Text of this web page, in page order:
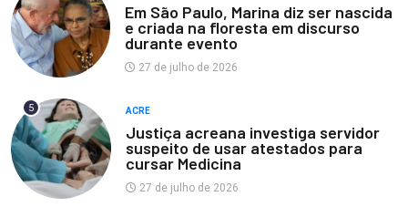
Em São Paulo, Marina diz ser nascida
e criada na floresta em discurso
durante evento
27 de julho de 2026
5 ACRE
Justiça acreana investiga servidor
suspeito de usar atestados para
cursar Medicina
27 de julho de 2026